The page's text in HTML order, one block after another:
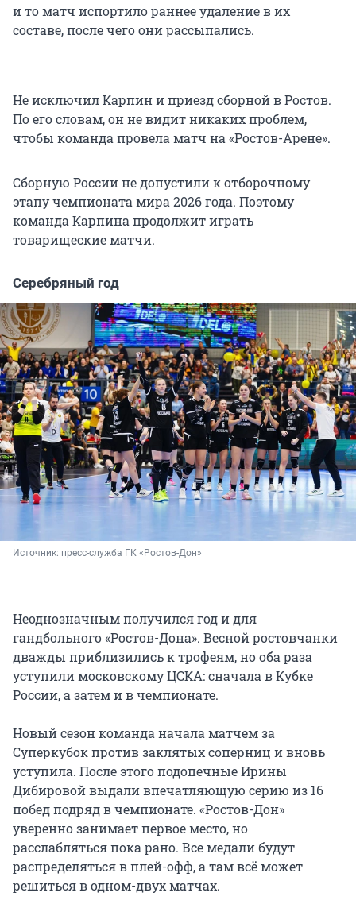
и то матч испортило раннее удаление в их
составе, после чего они рассыпались.
Не исключил Карпин и приезд сборной в Ростов.
По его словам, он не видит никаких проблем,
чтобы команда провела матч на «Ростов-Арене».
Сборную России не допустили к отборочному
этапу чемпионата мира 2026 года. Поэтому
команда Карпина продолжит играть
товарищеские матчи.
Серебряный год
Источник: пресс-служба ГК «Ростов-Дон»
Неоднозначным получился год и для
гандбольного «Ростов-Дона». Весной ростовчанки
дважды приблизились к трофеям, но оба раза
уступили московскому ЦСКА: сначала в Кубке
России, а затем и в чемпионате.
Новый сезон команда начала матчем за
Суперкубок против заклятых соперниц и вновь
уступила. После этого подопечные Ирины
Дибировой выдали впечатляющую серию из 16
побед подряд в чемпионате. «Ростов-Дон»
уверенно занимает первое место, но
расслабляться пока рано. Все медали будут
распределяться в плей-офф, а там всё может
решиться в одном-двух матчах.